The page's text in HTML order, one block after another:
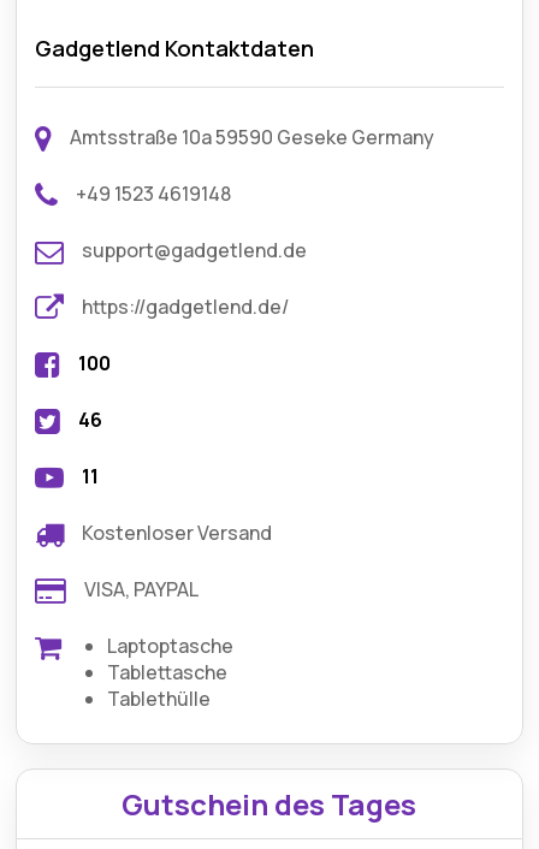
Gadgetlend Kontaktdaten
Amtsstraße 10a 59590 Geseke Germany
+49 1523 4619148
support@gadgetlend.de
https://gadgetlend.de/
100
46
11
Kostenloser Versand
VISA, PAYPAL
Laptoptasche
Tablettasche
Tablethülle
Gutschein des Tages